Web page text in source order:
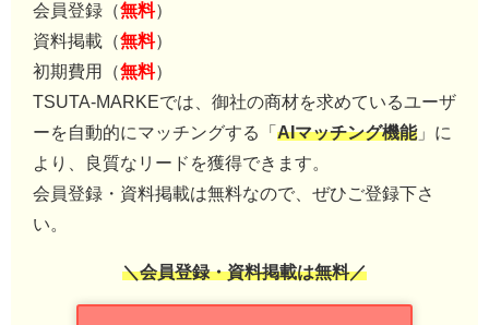
会員登録（無料）
資料掲載（無料）
初期費用（無料）
TSUTA-MARKEでは、御社の商材を求めているユーザ
ーを自動的にマッチングする「 AIマッチング機能」に
より、良質なリードを獲得できます。
会員登録・資料掲載は無料なので、ぜひご登録下さ
い。
＼会員登録・資料掲載は無料／